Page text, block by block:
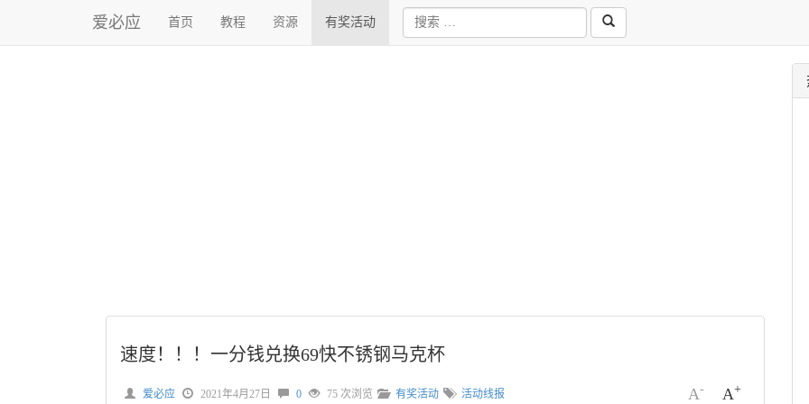
爱必应 首页 教程 资源 有奖活动
速度！！！一分钱兑换69快不锈钢马克杯
A- A+
爱必应 2021年4月27日 0 75 次浏览 有奖活动 活动线报